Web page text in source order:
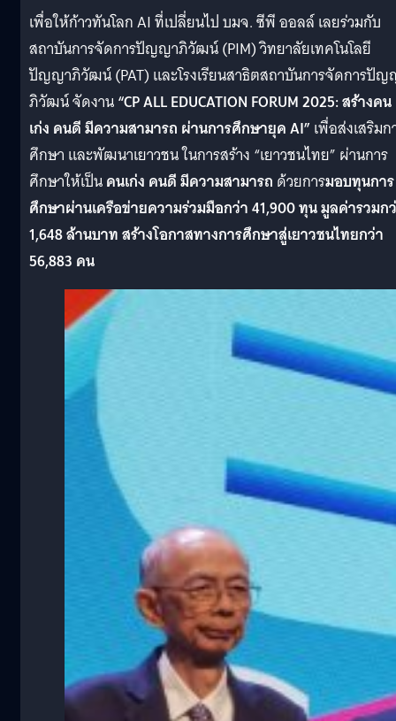
เพื่อให้ก้าวทันโลก AI ที่เปลี่ยนไป บมจ. ซีพี ออลล์ เลยร่วมกับ
สถาบันการจัดการปัญญาภิวัฒน์ (PIM) วิทยาลัยเทคโนโลยี
ปัญญาภิวัฒน์ (PAT) และโรงเรียนสาธิตสถาบันการจัดการปั
ภิวัฒน์ จัดงาน“CP ALL EDUCATION FORUM 2025: สร้างคน
เก่ง คนดี มีความสามารถ ผ่านการศึกษายุค AI” เพื่อส่งเสริมก
ศึกษา และพัฒนาเยาวชน ในการสร้าง “เยาวชนไทย” ผ่านการ
ศึกษาให้เป็นคนเก่ง คนดี มีความสามารถ ด้วยการมอบทุนการ
ศึกษาผ่านเครือข่ายความร่วมมือกว่า 41,900 ทุน มูลค่ารวมก
1,648 ล้านบาท สร้างโอกาสทางการศึกษาสู่เยาวชนไทยกว่า
56,883 คน